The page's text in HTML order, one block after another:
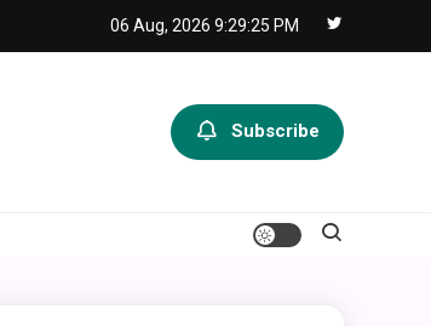
06 Aug, 2026 9:29:25 PM
Subscribe